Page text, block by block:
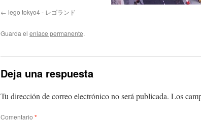
lego tokyo4 - レゴランド
Guarda el enlace permanente.
Deja una respuesta
Tu dirección de correo electrónico no será publicada. Los
Comentario *